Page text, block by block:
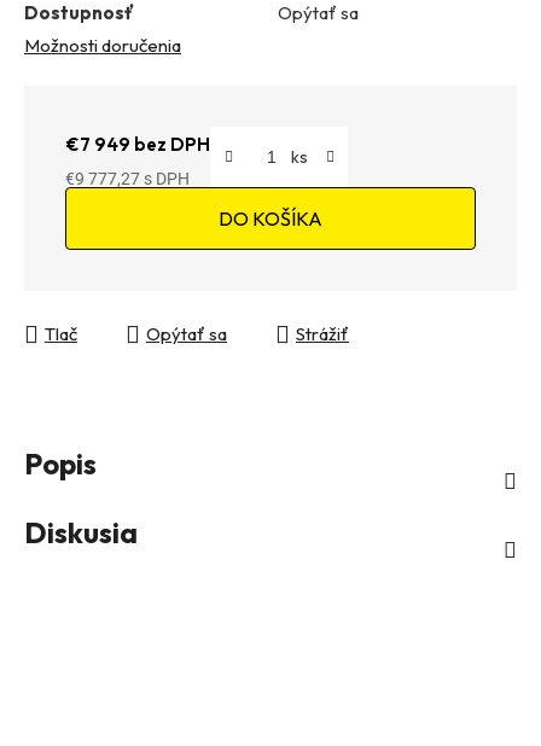
Dostupnosť
Opýtať sa
Možnosti doručenia
€7 949 bez DPH
€9 777,27
DO KOŠÍKA
Tlač Opýtať sa Strážiť
Popis
Diskusia